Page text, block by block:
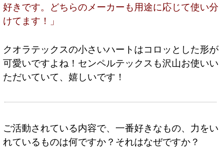
好きです。どちらのメーカーも用途に応じて使い分
けてます！」
クオラテックスの小さいハートはコロッとした形が
可愛いですよね！センペルテックスも沢山お使いい
ただいていて、嬉しいです！
ご活動されている内容で、一番好きなもの、力をい
れているものは何ですか？それはなぜですか？